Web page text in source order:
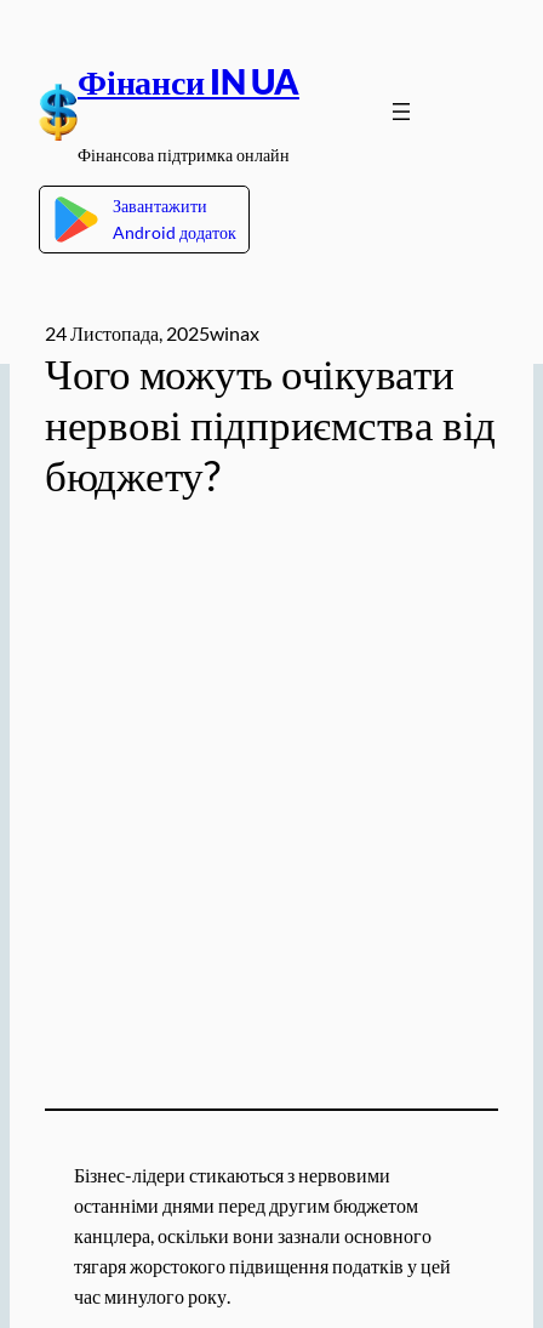
вмісту
Фінанси IN UA
Фінансова підтримка онлайн
Завантажити
Android додаток
24 Листопада, 2025winax
Чого можуть очікувати
нервові підприємства від
бюджету?
Бізнес-лідери стикаються з нервовими
останніми днями перед другим бюджетом
канцлера, оскільки вони зазнали основного
тягаря жорстокого підвищення податків у цей
час минулого року.